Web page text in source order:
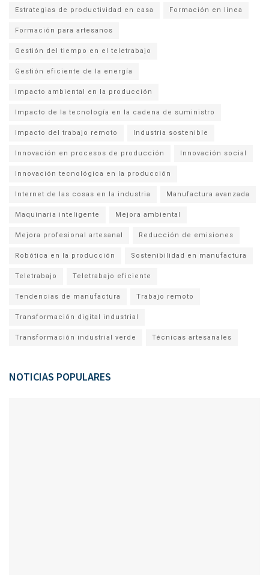
Estrategias de productividad en casa Formación en línea
Formación para artesanos
Gestión del tiempo en el teletrabajo
Gestión eficiente de la energía
Impacto ambiental en la producción
Impacto de la tecnología en la cadena de suministro
Impacto del trabajo remoto Industria sostenible
Innovación en procesos de producción Innovación social
Innovación tecnológica en la producción
Internet de las cosas en la industria Manufactura avanzada
Maquinaria inteligente Mejora ambiental
Mejora profesional artesanal Reducción de emisiones
Robótica en la producción Sostenibilidad en manufactura
Teletrabajo Teletrabajo eficiente
Tendencias de manufactura Trabajo remoto
Transformación digital industrial
Transformación industrial verde Técnicas artesanales
NOTICIAS POPULARES